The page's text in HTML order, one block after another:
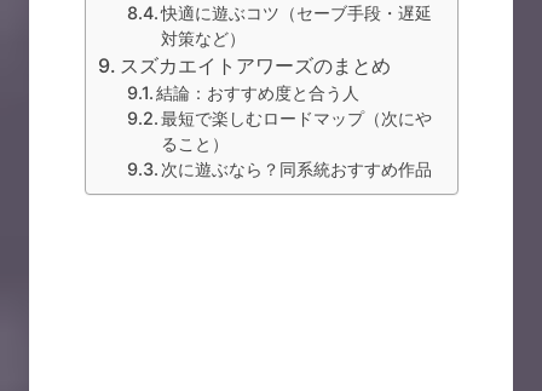
快適に遊ぶコツ（セーブ手段・遅延
対策など）
スズカエイトアワーズのまとめ
結論：おすすめ度と合う人
最短で楽しむロードマップ（次にや
ること）
次に遊ぶなら？同系統おすすめ作品